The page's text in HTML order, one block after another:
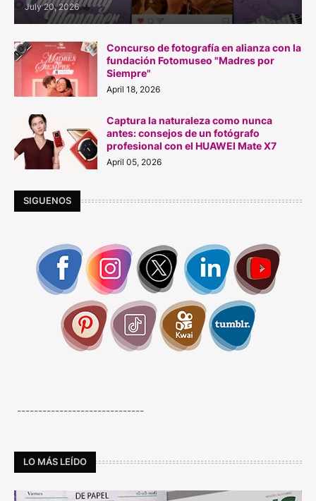
July 20, 2026
Concurso de fotografía en alianza con la
fundación Fotomuseo "Madres por
Siempre"
April 18, 2026
Captura la naturaleza como nunca
antes: consejos de un fotógrafo
profesional con el HUAWEI Mate X7
April 05, 2026
SIGUENOS
------------------------------
LO MÁS LEÍDO